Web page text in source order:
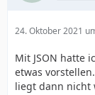
24. Oktober 2021
Mit JSON hatte
etwas
liegt dann nicht